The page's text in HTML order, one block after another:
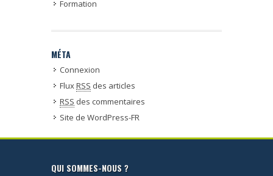
Formation
MÉTA
Connexion
FluxRSS des articles
RSS des commentaires
Site de WordPress-FR
QUI SOMMES-NOUS ?